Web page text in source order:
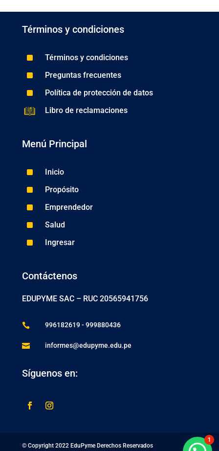
Términos y condiciones
^ Términos y condiciones
^ Preguntas frecuentes
^
Política de protección de datos
Libro de reclamaciones
Menú Principal
^ Inicio
^ Propósito
^ Emprendedor
^ Salud
^ Ingresar
Contáctenos
EDUPYME SAC – RUC 20565941756
 996182619 - 999880436
 informes@edupyme.edu.pe
Síguenos en:
© Copyright 2022 EduPyme Derechos Reservados
1